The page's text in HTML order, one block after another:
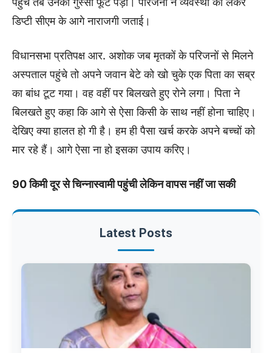
डिप्टी सीएम के आगे नाराजगी जताई।
विधानसभा प्रतिपक्ष आर. अशोक जब मृतकों के परिजनों से मिलने
अस्पताल पहुंचे तो अपने जवान बेटे को खो चुके एक पिता का सब्र
का बांध टूट गया। वह वहीं पर बिलखते हुए रोने लगा। पिता ने
बिलखते हुए कहा कि आगे से ऐसा किसी के साथ नहीं होना चाहिए।
देखिए क्या हालत हो गी है। हम ही पैसा खर्च करके अपने बच्चों को
मार रहे हैं। आगे ऐसा ना हो इसका उपाय करिए।
90 किमी दूर से चिन्नास्वामी पहुंची लेकिन वापस नहीं जा सकी
Latest Posts